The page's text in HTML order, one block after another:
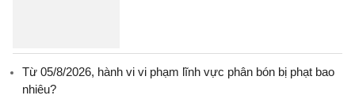
Từ 05/8/2026, hành vi vi phạm lĩnh vực phân bón bị phạt bao
nhiêu?